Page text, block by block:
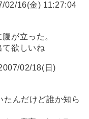
02/16(金) 11:27:04
が立った。
て欲しいね
02/18(日)
たんだけど誰か知ら